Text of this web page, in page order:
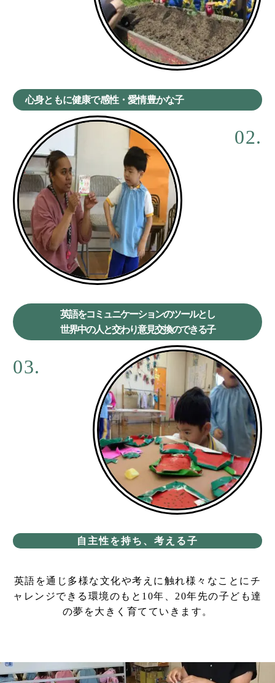
心身ともに健康で感性・愛情豊かな子
英語をコミュニケーションのツールとし
世界中の人と交わり意見交換のできる子
02.
03.
自主性を持ち、考える子
英語を通じ多様な文化や考えに触れ様々なことにチ
ャレンジできる環境のもと10年、20年先の子ども達
の夢を大きく育てていきます。